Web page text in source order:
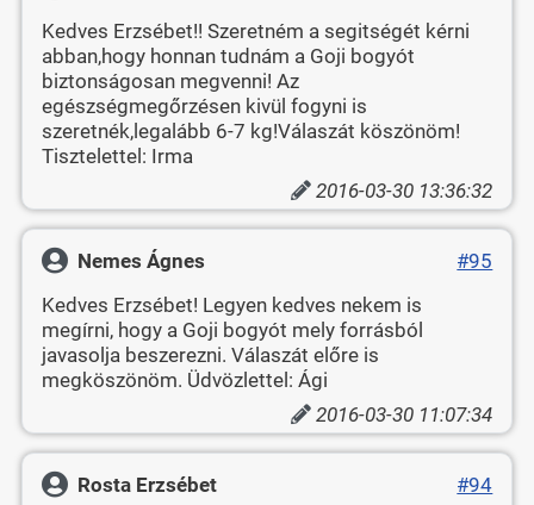
Kedves Erzsébet!! Szeretném a segitségét kérni
abban,hogy honnan tudnám a Goji bogyót
biztonságosan megvenni! Az
egészségmegőrzésen kivül fogyni is
szeretnék,legalább 6-7 kg!Válaszát köszönöm!
Tisztelettel: Irma
2016-03-30 13:36:32
Nemes Ágnes
#95
Kedves Erzsébet! Legyen kedves nekem is
megírni, hogy a Goji bogyót mely forrásból
javasolja beszerezni. Válaszát előre is
megköszönöm. Üdvözlettel: Ági
2016-03-30 11:07:34
Rosta Erzsébet
#94